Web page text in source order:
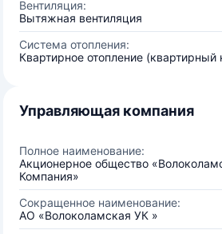
Вентиляция:
Вытяжная вентиляция
Система отопления:
Квартирное отопление (квартирный
Управляющая компания
Полное наименование:
Акционерное общество
Компания»
Сокращенное наименование:
АО «Волоколамская УК »